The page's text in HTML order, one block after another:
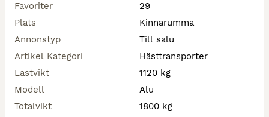
Favoriter
29
Plats
Kinnarumma
Annonstyp
Till salu
Artikel Kategori
Hästtransporter
Lastvikt
1120 kg
Modell
Alu
Totalvikt
1800 kg